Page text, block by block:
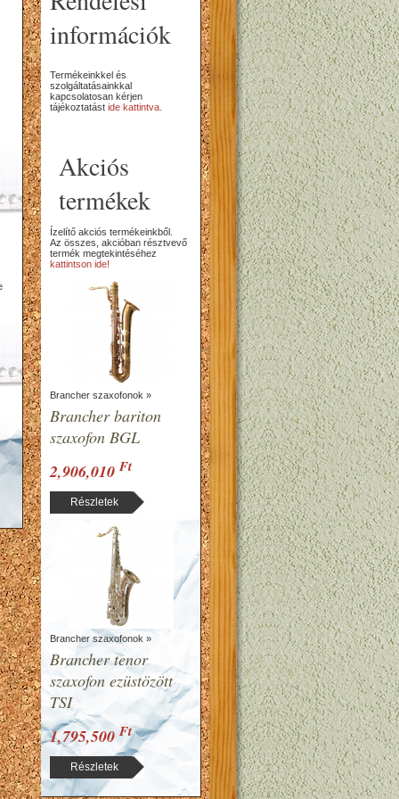
információk
Termékeinkkel és
szolgáltatásainkkal
kapcsolatosan kérjen
tájékoztatást ide kattintva.
Akciós
termékek
Ízelítő akciós termékeinkből.
Az összes, akcióban résztvevő
termék megtekintéséhez
kattintson ide!
Brancher szaxofonok »
Brancher bariton
szaxofon BGL
2,906,010 Ft
Részletek
Brancher szaxofonok »
Brancher tenor
szaxofon ezüstözött
TSI
1,795,500Ft
Részletek